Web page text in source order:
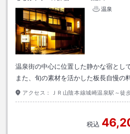
温泉
温泉街の中心に位置した静かな宿とし
また、旬の素材を活かした板長自慢の
アクセス： ＪＲ山陰本線城崎温泉駅～徒
税込